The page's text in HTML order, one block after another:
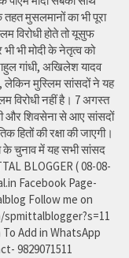
मुसलमानों का भी पूरा
विरोधी होते तो यूसुफ
भी मोदी के नेतृत्व को
गांधी, अखिलेश यादव
लेकिन मुस्लिम सांसदों ने यह
विरोधी नहीं है। 7 अगस्त
और शिवसेना से आए सांसदों
हितों की रक्षा की जाएगी।
के चुनाव में यह सभी सांसद
BLOGGER ( 08-08-
Facebook Page-
Follow me on
Add in WhatsApp
9829071511